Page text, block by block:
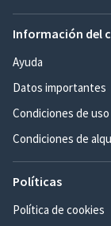
Información del
Ayuda
Datos importantes
Condiciones de uso
Condiciones de
Políticas
Política de cookies